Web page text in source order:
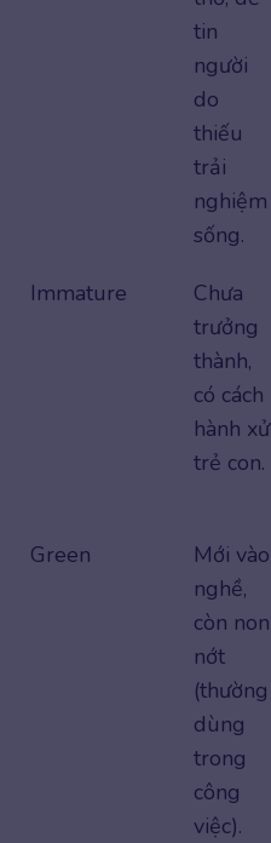
tin
người
do
thiếu
trải
nghiệm
sống.
Immature
Chưa
trưởng
thành,
có cách
hành xử
trẻ con.
Green
Mới vào
nghề,
còn non
nớt
(thường
dùng
trong
công
việc).